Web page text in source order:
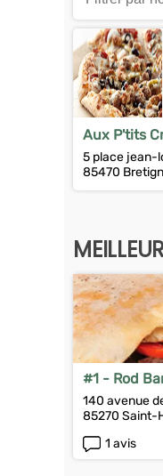
Aux P'tits
5 place jean-
85470
#1 - Rod
140 avenue
85270 Saint-
1 avis